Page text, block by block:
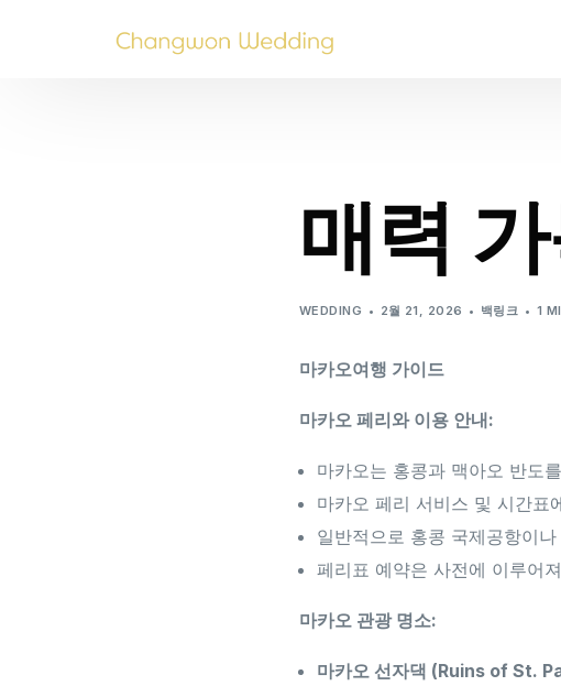
매력
WEDDING 2월 21, 2026 백링크 1
마카오여행 가이드
마카오 페리와 이용 안내:
마카오는 홍콩과 맥아오 반도
마카오 페리 서비스 및 시간표
일반적으로 홍콩 국제공항이
페리표 예약은 사전에 이루어
마카오 관광 명소:
마카오 선자댁 (Ruins of St.